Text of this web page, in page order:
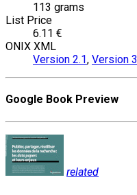
113 grams
List Price
6.11 €
ONIX XML
Version 2.1, Version 3
Google Book Preview
related